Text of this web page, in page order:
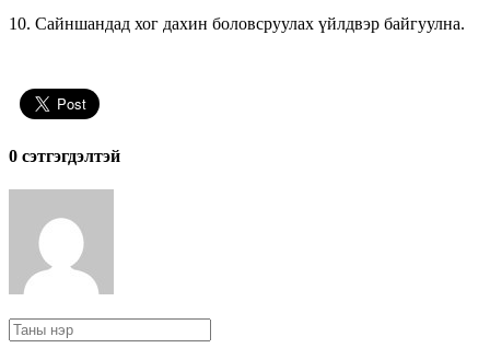
10. Сайншандад хог дахин боловсруулах үйлдвэр байгуулна.
0 cэтгэгдэлтэй